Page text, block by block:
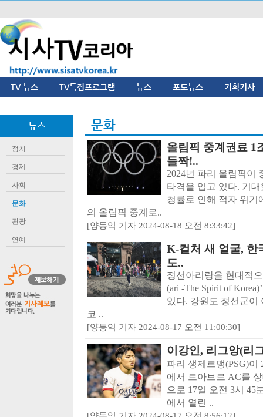
TV 뉴스 TV특집프로그램 뉴스 포토뉴스 기획기사
뉴스
정치
경제
사회
문화
관광
연예
문화
올림픽 중계권료 1
들짝!..
2024년 파리 올림픽이
타격을 입고 있다. 기
청률로 인해 적자 위기
의 올림픽 중계로..
[양동익 기자 2024-08-18 오전 8:33:42]
K-컬처 새 얼굴, 한
도..
정선아리랑을 현대적
(ari -The Spirit of
있다. 강원도 정선군이
코 ..
[양동익 기자 2024-08-17 오전 11:00:30]
이강인, 리그앙(리
파리 생제르맹(PSG)이
에서 르아브르 AC를
으로 17일 오전 3시 45
에서 열린 ..